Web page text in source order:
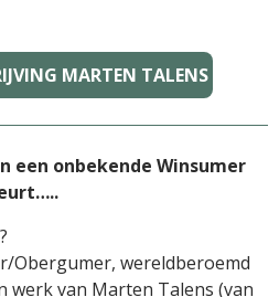
MARTEN TALENS
een onbekende Winsumer
Obergumer, wereldberoemd
werk van Marten Talens (van